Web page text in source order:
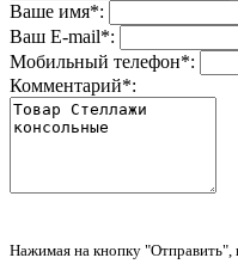
Ваше имя*:
Ваш E-mail*:
Мобильный телефон*:
Комментарий*:
Нажимая на кнопку "Отправить",